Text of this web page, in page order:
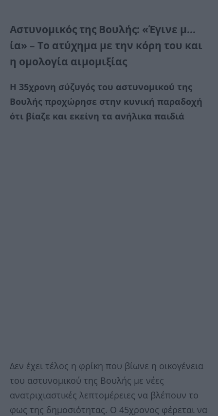
Αστυνομικός της Βουλής: «Έγινε μ…
ία» – Το ατύχημα με την κόρη του και
η ομολογία αιμομιξίας
Η 35χρονη σύζυγός του αστυνομικού της
Βουλής προχώρησε στην κυνική παραδοχή
ότι βίαζε και εκείνη τα ανήλικα παιδιά
Δεν έχει τέλος η φρίκη που βίωνε η οικογένεια
του αστυνομικού της Βουλής με νέες
ανατριχιαστικές λεπτομέρειες να βλέπουν το
φως της δημοσιότητας. Ο 45χρονος φέρεται να